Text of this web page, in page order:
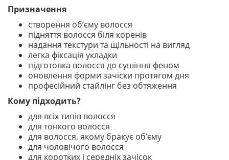
Призначення
створення об’єму волосся
підняття волосся біля коренів
надання текстури та щільності на вигляд
легка фіксація укладки
підготовка волосся до сушіння феном
оновлення форми зачіски протягом дня
професійний стайлінг без обтяження
Кому підходить?
для всіх типів волосся
для тонкого волосся
для волосся, якому бракує об’єму
для чоловічого волосся
для коротких і середніх зачісок